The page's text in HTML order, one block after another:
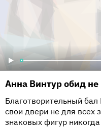
Анна Винтур обид
Благотворительный бал
свои двери не для всех
знаковых фигур